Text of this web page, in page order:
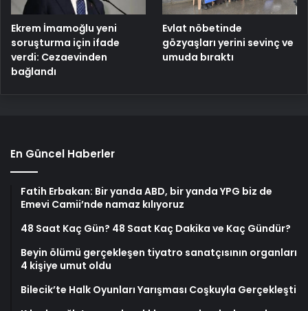
Ekrem İmamoğlu yeni
soruşturma için ifade
verdi: Cezaevinden
bağlandı
Evlat nöbetinde
gözyaşları yerini sevinç ve
umuda bıraktı
En Güncel Haberler
Fatih Erbakan: Bir yanda ABD, bir yanda YPG biz de
Emevi Camii’nde namaz kılıyoruz
48 Saat Kaç Gün? 48 Saat Kaç Dakika ve Kaç Gündür?
Beyin ölümü gerçekleşen tiyatro sanatçısının organları
4 kişiye umut oldu
Bilecik’te Halk Oyunları Yarışması Coşkuyla Gerçekleşti